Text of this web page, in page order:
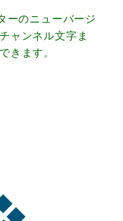
ーのニューバージ
ャンネル文字ま
きます。